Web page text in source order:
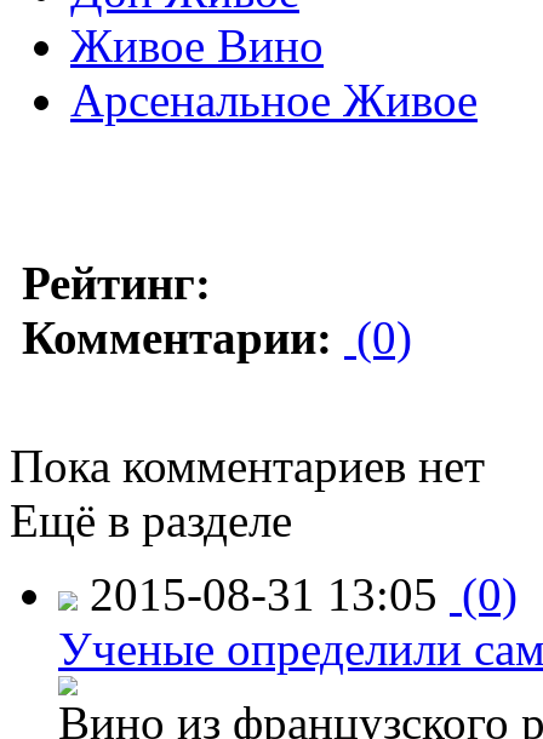
Живое Вино
Арсенальное Живое
Рейтинг:
Комментарии: (0)
Пока комментариев нет
Ещё в разделе
2015-08-31 13:05 (0)
Ученые определили
Вино из французского